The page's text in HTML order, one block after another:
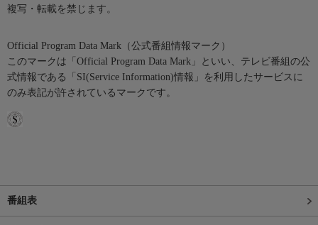
複写・転載を禁じます。
Official Program Data Mark（公式番組情報マーク）
このマークは「Official Program Data Mark」といい、テレビ番組の公
式情報である「SI(Service Information)情報」を利用したサービスに
のみ表記が許されているマークです。
番組表